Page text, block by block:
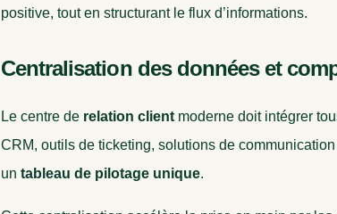
positive, tout en structurant le flux d’informations.
Centralisation des données et
Le centre de relation client moderne doit intégrer
CRM, outils de ticketing, solutions de
un tableau de pilotage unique.